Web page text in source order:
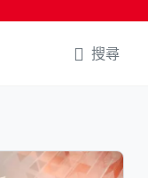
搜尋